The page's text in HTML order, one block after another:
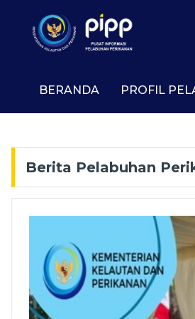
BERANDA PROFIL
Berita Pelabuhan